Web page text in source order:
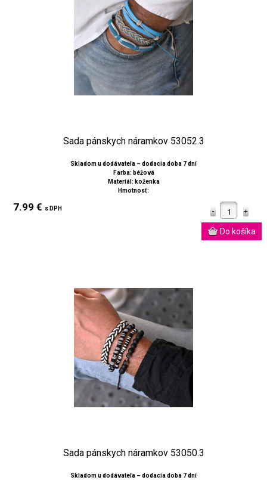
Sada pánskych náramkov 53052.3
Skladom u dodávateľa – dodacia doba 7 dní
Farba: béžová
Materiál: koženka
Hmotnosť:
7.99 € s DPH
Sada pánskych náramkov 53050.3
Skladom u dodávateľa – dodacia doba 7 dní